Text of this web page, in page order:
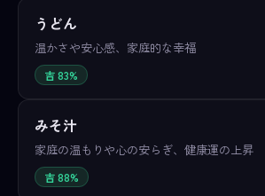
うどん
温かさや安心感、家庭的な幸福
吉 83%
みそ汁
家庭の温もりや心の安らぎ、健康運の上昇
吉 88%